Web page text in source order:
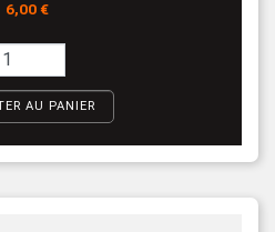
Prix
6,00 €
AU PANIER